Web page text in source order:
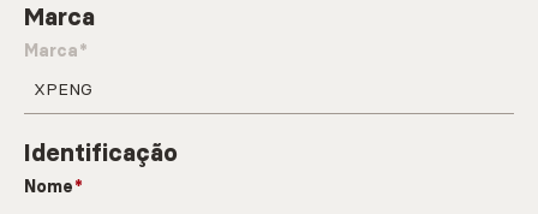
Marca
Marca
Identificação
Nome